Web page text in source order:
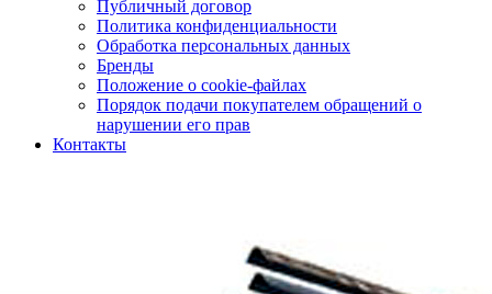
Публичный договор
Политика конфиденциальности
Обработка персональных данных
Бренды
Положение о cookie-файлах
Порядок подачи покупателем обращений о
нарушении его прав
Контакты